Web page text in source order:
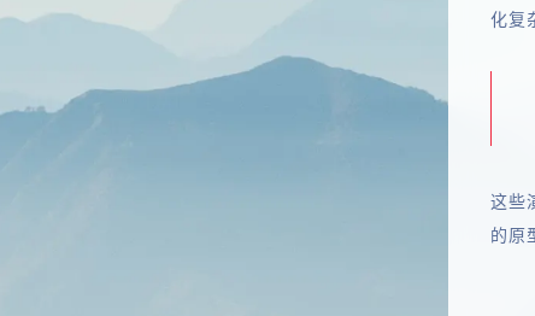
化复
这些
的原